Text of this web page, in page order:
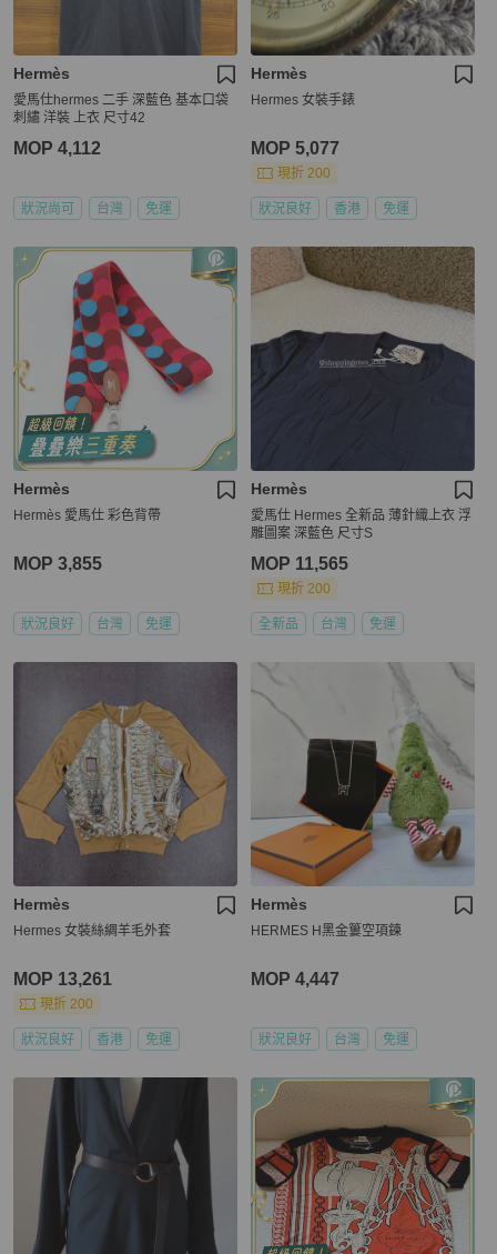
Hermès
愛馬仕hermes 二手 深藍色 基本口袋
刺繡 洋裝 上衣 尺寸42
MOP 4,112
狀況尚可 台灣 免運
Hermès
Hermes 女裝手錶
MOP 5,077
現折 200
狀況良好 香港 免運
Hermès
Hermès 愛馬仕 彩色背帶
MOP 3,855
狀況良好 台灣 免運
Hermès
愛馬仕 Hermes 全新品 薄針織上衣 浮
雕圖案 深藍色 尺寸S
MOP 11,565
現折 200
全新品 台灣 免運
Hermès
Hermes 女裝絲綢羊毛外套
MOP 13,261
現折 200
狀況良好 香港 免運
Hermès
HERMES H黑金簍空項鍊
MOP 4,447
狀況良好 台灣 免運